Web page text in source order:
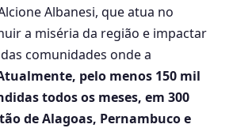
Albanesi, que atua no
a miséria da região e impactar
comunidades onde a
pelo menos 150 mil
todos os meses, em 300
de Alagoas, Pernambuco e